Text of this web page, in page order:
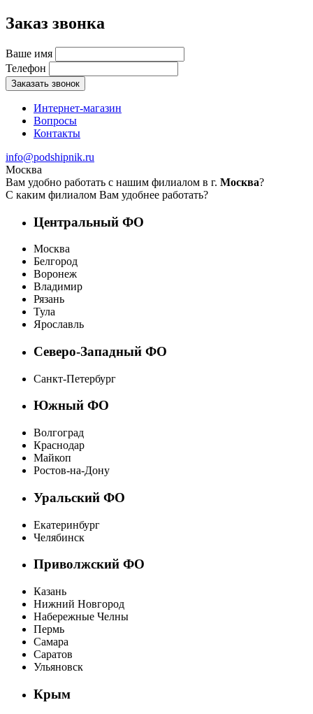
Заказ звонка
Ваше имя
Телефон
Заказать звонок
Интернет-магазин
Вопросы
Контакты
info@podshipnik.ru
Москва
Вам удобно работать с нашим филиалом в г. Москва?
С каким филиалом Вам удобнее работать?
Центральный ФО
Москва
Белгород
Воронеж
Владимир
Рязань
Тула
Ярославль
Северо-Западный ФО
Санкт-Петербург
Южный ФО
Волгоград
Краснодар
Майкоп
Ростов-на-Дону
Уральский ФО
Екатеринбург
Челябинск
Приволжский ФО
Казань
Нижний Новгород
Набережные Челны
Пермь
Самара
Саратов
Ульяновск
Крым